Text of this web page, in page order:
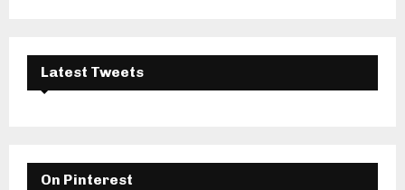
Latest Tweets
On Pinterest